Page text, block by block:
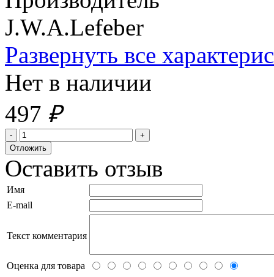
J.W.A.Lefeber
Развернуть все
Нет в наличии
497 ₽
Оставить отзыв
Имя
E-mail
Текст комментария
Оценка для товара